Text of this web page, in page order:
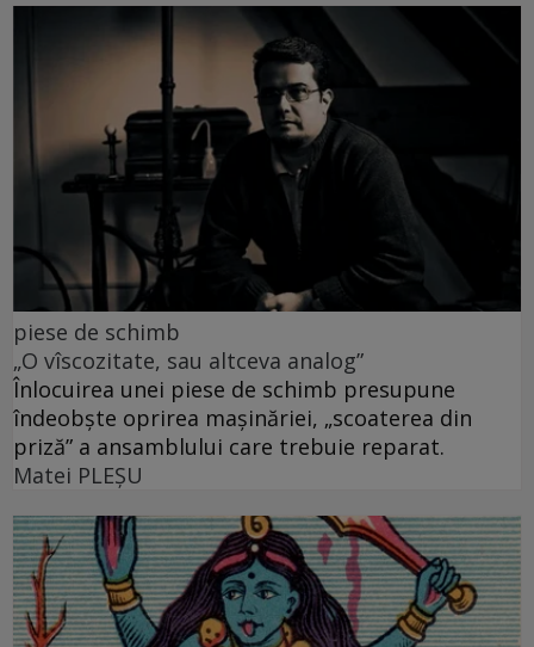
piese de schimb
„O vîscozitate, sau altceva analog”
Înlocuirea unei piese de schimb presupune
îndeobște oprirea mașinăriei, „scoaterea din
priză” a ansamblului care trebuie reparat.
Matei PLEŞU